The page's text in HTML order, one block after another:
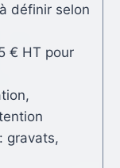
à définir selon
€ HT pour
gravats,